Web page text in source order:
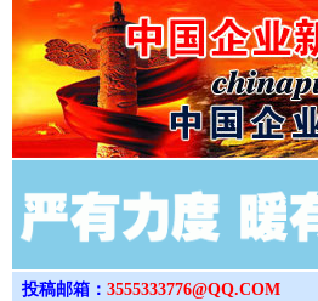
投稿邮箱： 3555333776@QQ.COM